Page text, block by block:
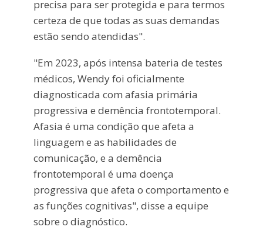
precisa para ser protegida e para termos
certeza de que todas as suas demandas
estão sendo atendidas".
"Em 2023, após intensa bateria de testes
médicos, Wendy foi oficialmente
diagnosticada com afasia primária
progressiva e demência frontotemporal.
Afasia é uma condição que afeta a
linguagem e as habilidades de
comunicação, e a demência
frontotemporal é uma doença
progressiva que afeta o comportamento e
as funções cognitivas", disse a equipe
sobre o diagnóstico.